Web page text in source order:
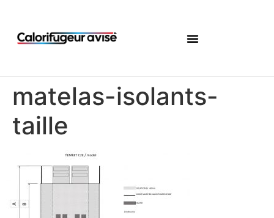
matelas-isolants-
taille